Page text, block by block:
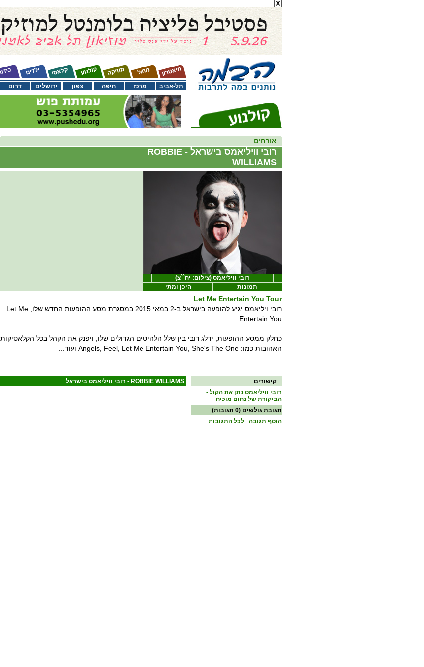
דרום ירושלים צפון חיפה מרכז תל-אביב
אורחים
רובי וויליאמס בישראל - ROBBIE
WILLIAMS
רובי וויליאמס (צילום: יח``צ)
תמונות
היכן ומתי
Let Me Entertain You Tour
רובי ויליאמס יגיע להופעה בישראל ב-2 במאי 2015 במסגרת מסע ההופעות החדש שלו, Let Me
Entertain You.
כחלק ממסע ההופעות, ידלג רובי בין שלל הלהיטים הגדולים שלו, ויפנק את הקהל בכל הקלאסיקות
האהובות כמו: Angels, Feel, Let Me Entertain You, She's The One ועוד...
רובי וויליאמס בישראל - ROBBIE WILLIAMS
קישורים
רובי וויליאמס נתן את הקול -
הביקורת של נחום מוכיח
תגובת גולשים (0 תגובות)
הוסף תגובה
לכל התגובות